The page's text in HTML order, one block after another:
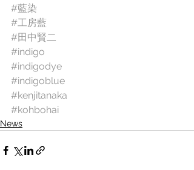
#藍染
#工房藍
#田中賢二
#indigo
#indigodye
#indigoblue
#kenjitanaka
#kohbohai
News